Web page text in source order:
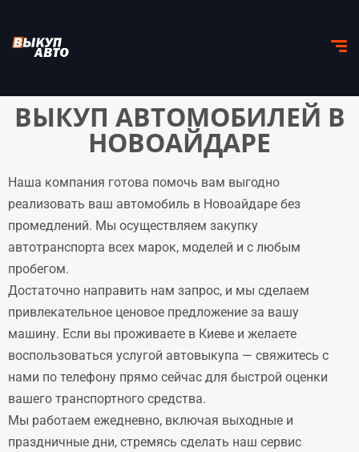
ВЫКУП АВТОМОБИЛЕЙ В
НОВОАЙДАРЕ
Наша компания готова помочь вам выгодно
реализовать ваш автомобиль в Новоайдаре без
промедлений. Мы осуществляем закупку
автотранспорта всех марок, моделей и с любым
пробегом.
Достаточно направить нам запрос, и мы сделаем
привлекательное ценовое предложение за вашу
машину. Если вы проживаете в Киеве и желаете
воспользоваться услугой автовыкупа — свяжитесь с
нами по телефону прямо сейчас для быстрой оценки
вашего транспортного средства.
Мы работаем ежедневно, включая выходные и
праздничные дни, стремясь сделать наш сервис